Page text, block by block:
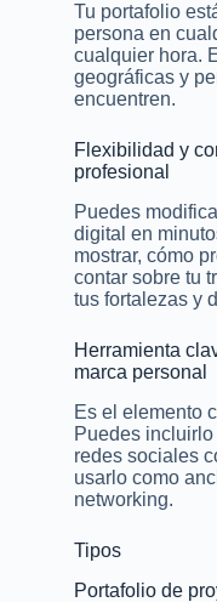
Tu portafolio
persona en
cualquier hora.
geográficas y
encuentren.
Flexibilidad y
profesional
Puedes
digital en
mostrar, cómo
contar sobre tu
tus fortalezas y
Herramienta
marca personal
Es el elemento
Puedes
redes sociales
usarlo como
networking.
Tipos
Portafolio de